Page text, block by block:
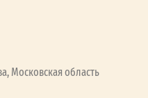
Московская область